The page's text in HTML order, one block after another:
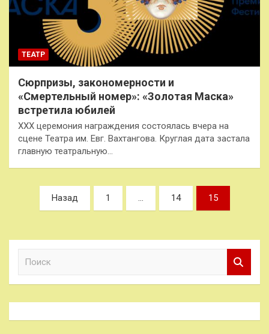
ТЕАТР
Сюрпризы, закономерности и
«Смертельный номер»: «Золотая Маска»
встретила юбилей
XXX церемония награждения состоялась вчера на
сцене Театра им. Евг. Вахтангова. Круглая дата застала
главную театральную…
Пагинация
записей
Назад 1 14 15
к